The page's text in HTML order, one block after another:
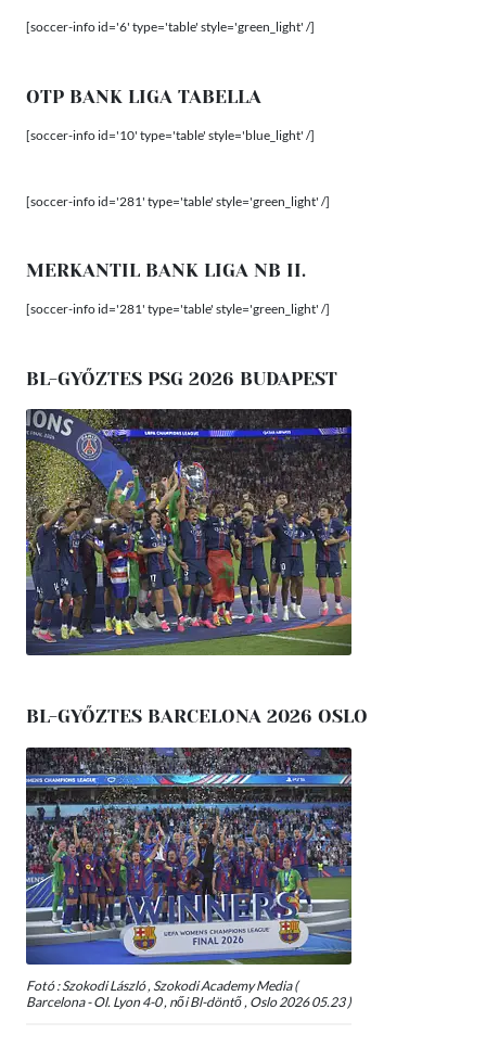
[soccer-info id='6' type='table' style='green_light' /]
OTP BANK LIGA TABELLA
[soccer-info id='10' type='table' style='blue_light' /]
[soccer-info id='281' type='table' style='green_light' /]
MERKANTIL BANK LIGA NB II.
[soccer-info id='281' type='table' style='green_light' /]
BL-GYŐZTES PSG 2026 BUDAPEST
BL-GYŐZTES BARCELONA 2026 OSLO
Fotó : Szokodi László , Szokodi Academy Media (
Barcelona - Ol. Lyon 4-0 , női Bl-döntő , Oslo 2026 05.23 )